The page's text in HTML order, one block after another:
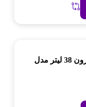
آون توستر بایترون 38 لیتر مدل